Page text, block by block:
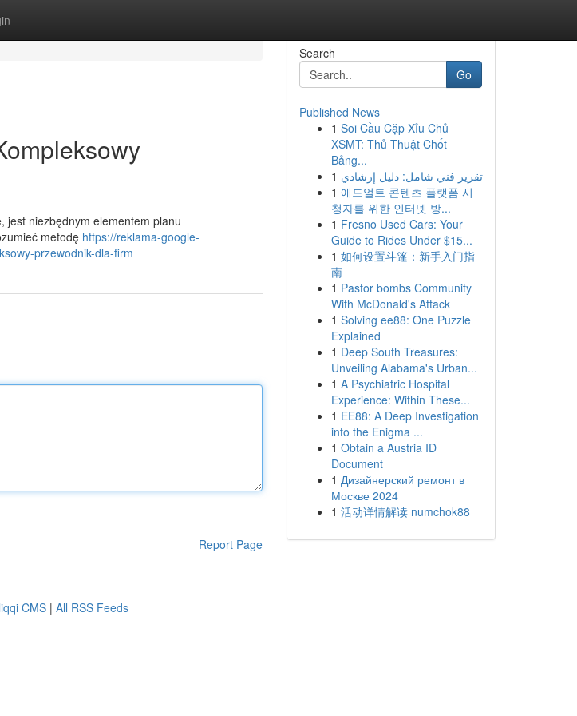
jest niezbędnym elementem planu
metodę https://reklama-google-
przewodnik-dla-firm
Report Page
Search
Go
Published News
1 Soi Cầu Cặp Xỉu Chủ
XSMT: Thủ Thuật Chốt
Bảng...
1 تقرير فني شامل: دليل إرشادي
1 애드얼트 콘텐츠 플랫폼 시
청자를 위한 인터넷 방...
1 Fresno Used Cars: Your
Guide to Rides Under $15...
1 如何设置斗篷：新手入门指
南
1 Pastor bombs Community
With McDonald's Attack
1 Solving ee88: One Puzzle
Explained
1 Deep South Treasures:
Unveiling Alabama's Urban...
1 A Psychiatric Hospital
Experience: Within These...
1 EE88: A Deep Investigation
into the Enigma ...
1 Obtain a Austria ID
Document
1 Дизайнерский ремонт в
Москве 2024
1 活动详情解读 numchok88
CMS | All RSS Feeds